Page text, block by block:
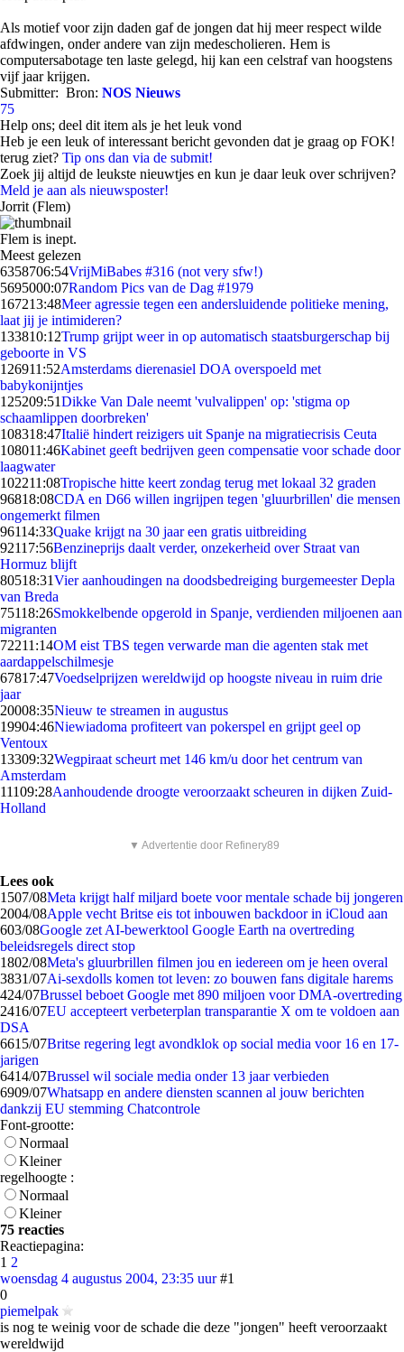
Als motief voor zijn daden gaf de jongen dat hij meer respect wilde
afdwingen, onder andere van zijn medescholieren. Hem is
computersabotage ten laste gelegd, hij kan een celstraf van hoogstens
vijf jaar krijgen.
Submitter: Bron: NOS Nieuws
75
Help ons; deel dit item als je het leuk vond
Heb je een leuk of interessant bericht gevonden dat je graag op FOK!
terug ziet? Tip ons dan via de submit!
Zoek jij altijd de leukste nieuwtjes en kun je daar leuk over schrijven?
Meld je aan als nieuwsposter!
Jorrit (Flem)
Flem is inept.
Meest gelezen
6358706:54VrijMiBabes #316 (not very sfw!)
5695000:07Random Pics van de Dag #1979
167213:48Meer agressie tegen een andersluidende politieke mening,
laat jij je intimideren?
133810:12Trump grijpt weer in op automatisch staatsburgerschap bij
geboorte in VS
126911:52Amsterdams dierenasiel DOA overspoeld met
babykonijntjes
125209:51Dikke Van Dale neemt 'vulvalippen' op: 'stigma op
schaamlippen doorbreken'
108318:47Italië hindert reizigers uit Spanje na migratiecrisis Ceuta
108011:46Kabinet geeft bedrijven geen compensatie voor schade door
laagwater
102211:08Tropische hitte keert zondag terug met lokaal 32 graden
96818:08CDA en D66 willen ingrijpen tegen 'gluurbrillen' die mensen
ongemerkt filmen
96114:33Quake krijgt na 30 jaar een gratis uitbreiding
92117:56Benzineprijs daalt verder, onzekerheid over Straat van
Hormuz blijft
80518:31Vier aanhoudingen na doodsbedreiging burgemeester Depla
van Breda
75118:26Smokkelbende opgerold in Spanje, verdienden miljoenen aan
migranten
72211:14OM eist TBS tegen verwarde man die agenten stak met
aardappelschilmesje
67817:47Voedselprijzen wereldwijd op hoogste niveau in ruim drie
jaar
20008:35Nieuw te streamen in augustus
19904:46Niewiadoma profiteert van pokerspel en grijpt geel op
Ventoux
13309:32Wegpiraat scheurt met 146 km/u door het centrum van
Amsterdam
11109:28Aanhoudende droogte veroorzaakt scheuren in dijken Zuid-
Holland
▼ Advertentie door Refinery89
Lees ook
1507/08Meta krijgt half miljard boete voor mentale schade bij jongeren
2004/08Apple vecht Britse eis tot inbouwen backdoor in iCloud aan
603/08Google zet AI-bewerktool Google Earth na overtreding
beleidsregels direct stop
1802/08Meta's gluurbrillen filmen jou en iedereen om je heen overal
3831/07Ai-sexdolls komen tot leven: zo bouwen fans digitale harems
424/07Brussel beboet Google met 890 miljoen voor DMA-overtreding
2416/07EU accepteert verbeterplan transparantie X om te voldoen aan
DSA
6615/07Britse regering legt avondklok op social media voor 16 en 17-
jarigen
6414/07Brussel wil sociale media onder 13 jaar verbieden
6909/07Whatsapp en andere diensten scannen al jouw berichten
dankzij EU stemming Chatcontrole
Font-grootte:
Normaal
Kleiner
regelhoogte :
Normaal
Kleiner
75 reacties
Reactiepagina:
1 2
woensdag 4 augustus 2004, 23:35 uur #1
0
piemelpak
is nog te weinig voor de schade die deze "jongen" heeft veroorzaakt
wereldwijd